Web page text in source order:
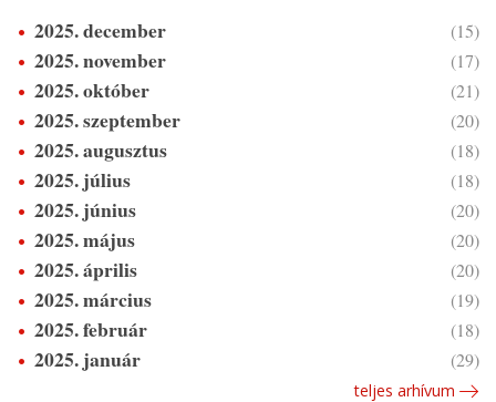
2025. december (15)
2025. november (17)
2025. október (21)
2025. szeptember (20)
2025. augusztus (18)
2025. július (18)
2025. június (20)
2025. május (20)
2025. április (20)
2025. március (19)
2025. február (18)
2025. január (29)
teljes arhívum